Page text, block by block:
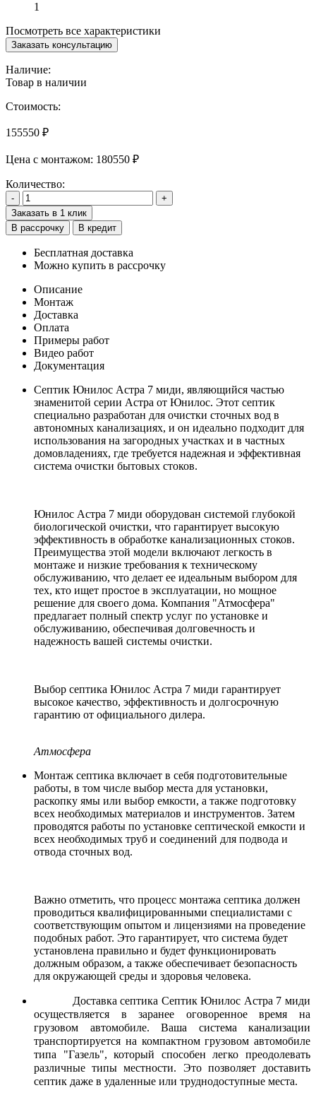
1
Посмотреть все характеристики
Заказать консультацию
Наличие:
Товар в наличии
Стоимость:
155550 ₽
Цена с монтажом: 180550 ₽
Количество:
-
+
Заказать в 1 клик
В рассрочку
В кредит
Бесплатная доставка
Можно купить в рассрочку
Описание
Монтаж
Доставка
Оплата
Примеры работ
Видео работ
Документация
Септик Юнилос Астра 7 миди, являющийся частью
знаменитой серии Астра от Юнилос. Этот септик
специально разработан для очистки сточных вод в
автономных канализациях, и он идеально подходит для
использования на загородных участках и в частных
домовладениях, где требуется надежная и эффективная
система очистки бытовых стоков.
Юнилос Астра 7 миди оборудован системой глубокой
биологической очистки, что гарантирует высокую
эффективность в обработке канализационных стоков.
Преимущества этой модели включают легкость в
монтаже и низкие требования к техническому
обслуживанию, что делает ее идеальным выбором для
тех, кто ищет простое в эксплуатации, но мощное
решение для своего дома. Компания "Атмосфера"
предлагает полный спектр услуг по установке и
обслуживанию, обеспечивая долговечность и
надежность вашей системы очистки.
Выбор септика Юнилос Астра 7 миди гарантирует
высокое качество, эффективность и долгосрочную
гарантию от официального дилера.
Атмосфера
Монтаж септика включает в себя подготовительные
работы, в том числе выбор места для установки,
раскопку ямы или выбор емкости, а также подготовку
всех необходимых материалов и инструментов. Затем
проводятся работы по установке септической емкости и
всех необходимых труб и соединений для подвода и
отвода сточных вод.
Важно отметить, что процесс монтажа септика должен
проводиться квалифицированными специалистами с
соответствующим опытом и лицензиями на проведение
подобных работ. Это гарантирует, что система будет
установлена правильно и будет функционировать
должным образом, а также обеспечивает безопасность
для окружающей среды и здоровья человека.
Доставка септика Септик Юнилос Астра 7 миди
осуществляется в заранее оговоренное время на
грузовом автомобиле. Ваша система канализации
транспортируется на компактном грузовом автомобиле
типа "Газель", который способен легко преодолевать
различные типы местности. Это позволяет доставить
септик даже в удаленные или труднодоступные места.